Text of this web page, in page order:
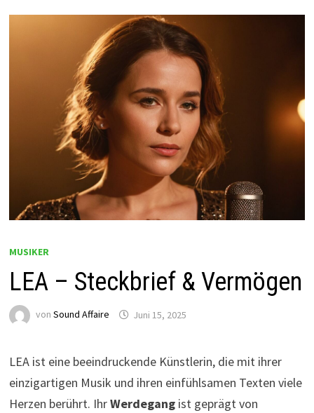
MUSIKER
LEA – Steckbrief & Vermögen
von Sound Affaire Juni 15, 2025
LEA ist eine beeindruckende Künstlerin, die mit ihrer
einzigartigen Musik und ihren einfühlsamen Texten viele
Herzen berührt. IhrWerdegangist geprägt von